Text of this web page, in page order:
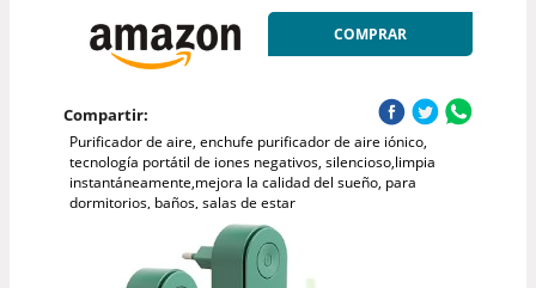
COMPRAR
Compartir:
Purificador de aire, enchufe purificador de aire iónico,
tecnología portátil de iones negativos, silencioso,limpia
instantáneamente,mejora la calidad del sueño, para
dormitorios, baños, salas de estar